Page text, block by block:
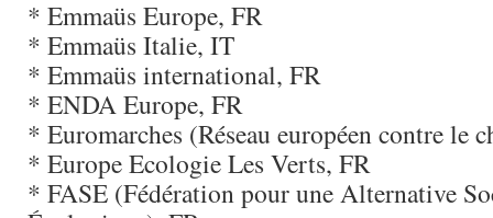
* Emmaüs Europe, FR
* Emmaüs Italie, IT
* Emmaüs international, FR
* ENDA Europe, FR
* Euromarches (Réseau européen contre le
* Europe Ecologie Les Verts, FR
* FASE (Fédération pour une Alternative